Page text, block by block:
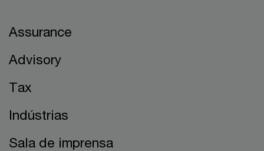
Assurance
Advisory
Tax
Indústrias
Sala de imprensa